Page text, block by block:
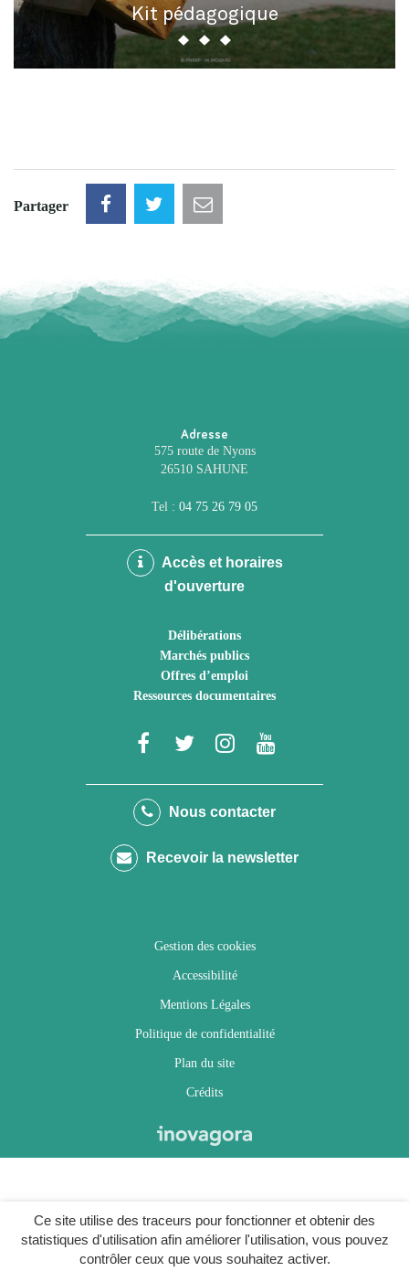
Ce site utilise des traceurs pour fonctionner et obtenir des
statistiques d'utilisation afin améliorer l'utilisation, vous pouvez
contrôler ceux que vous souhaitez activer.
Kit pédagogique
Partager
Adresse
575 route de Nyons
26510 SAHUNE
Tel : 04 75 26 79 05
Accès et horaires
d'ouverture
Délibérations
Marchés publics
Offres d’emploi
Ressources documentaires
Lien
le
Facebook
Lien
le
Twitter
Lien
le
Instagram
Youtube
Nous contacter
Recevoir la newsletter
Gestion des cookies
Accessibilité
Mentions Légales
Politique de confidentialité
Plan du site
Crédits